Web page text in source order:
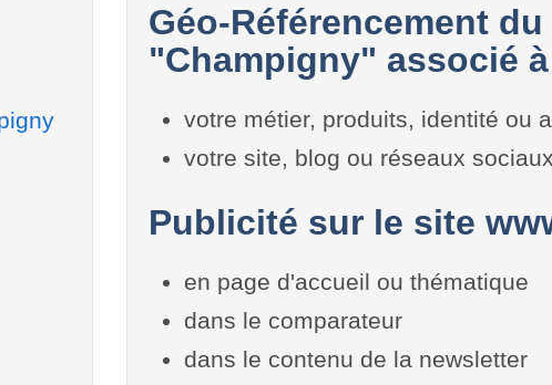
Géo-Référencement
"Champigny" associé
votre métier, produits, identité ou
votre site, blog ou réseaux sociaux
Publicité sur le site
en page d'accueil ou thématique
dans le comparateur
dans le contenu de la newsletter